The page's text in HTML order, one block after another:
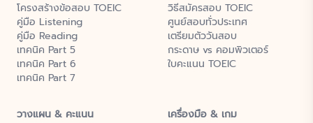
โครงสร้างข้อสอบ TOEIC
คู่มือ Listening
คู่มือ Reading
เทคนิค Part 5
เทคนิค Part 6
เทคนิค Part 7
วิธีสมัครสอบ TOEIC
ศูนย์สอบทั่วประเทศ
เตรียมตัววันสอบ
กระดาษ vs คอมพิวเตอร์
ใบคะแนน TOEIC
วางแผน & คะแนน
เครื่องมือ & เกม